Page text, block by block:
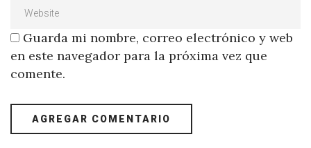
Guarda mi nombre, correo electrónico y web
en este navegador para la próxima vez que
comente.